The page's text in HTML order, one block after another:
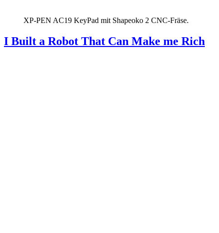
XP-PEN AC19 KeyPad mit Shapeoko 2 CNC-Fräse.
I Built a Robot That Can Make me Rich